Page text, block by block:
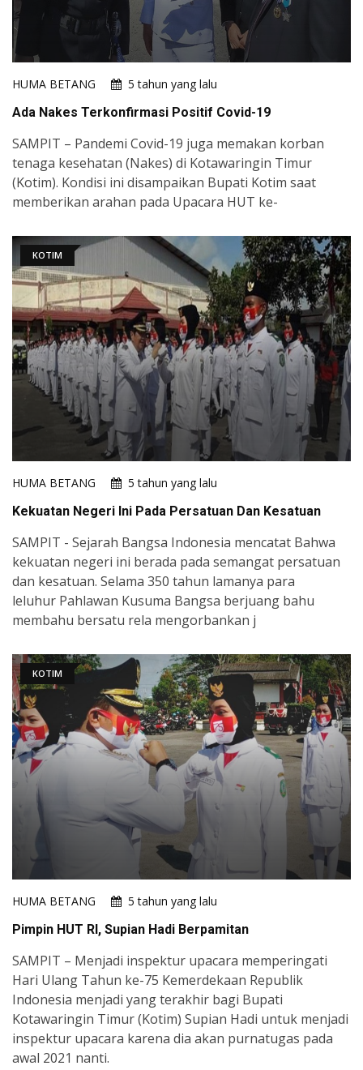
HUMA BETANG
5 tahun yang lalu
Ada Nakes Terkonfirmasi Positif Covid-19
SAMPIT – Pandemi Covid-19 juga memakan korban
tenaga kesehatan (Nakes) di Kotawaringin Timur
(Kotim). Kondisi ini disampaikan Bupati Kotim saat
memberikan arahan pada Upacara HUT ke-
KOTIM
HUMA BETANG
5 tahun yang lalu
Kekuatan Negeri Ini Pada Persatuan Dan Kesatuan
SAMPIT - Sejarah Bangsa Indonesia mencatat Bahwa
kekuatan negeri ini berada pada semangat persatuan
dan kesatuan. Selama 350 tahun lamanya para
leluhur Pahlawan Kusuma Bangsa berjuang bahu
membahu bersatu rela mengorbankan j
KOTIM
HUMA BETANG
5 tahun yang lalu
Pimpin HUT RI, Supian Hadi Berpamitan
SAMPIT – Menjadi inspektur upacara memperingati
Hari Ulang Tahun ke-75 Kemerdekaan Republik
Indonesia menjadi yang terakhir bagi Bupati
Kotawaringin Timur (Kotim) Supian Hadi untuk menjadi
inspektur upacara karena dia akan purnatugas pada
awal 2021 nanti.